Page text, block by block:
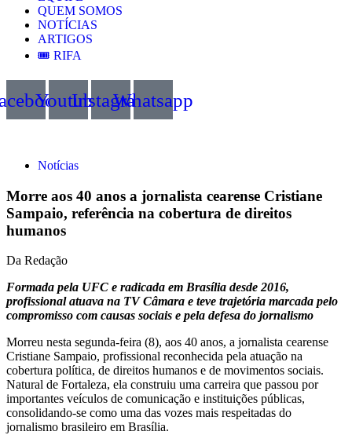
QUEM SOMOS
NOTÍCIAS
ARTIGOS
🎟️ RIFA
YoutubeInstagramWhatsapp
Notícias
Morre aos 40 anos a jornalista cearense Cristiane
Sampaio, referência na cobertura de direitos
humanos
Da Redação
Formada pela UFC e radicada em Brasília desde 2016,
profissional atuava na TV Câmara e teve trajetória marcada pelo
compromisso com causas sociais e pela defesa do jornalismo
Morreu nesta segunda-feira (8), aos 40 anos, a jornalista cearense
Cristiane Sampaio, profissional reconhecida pela atuação na
cobertura política, de direitos humanos e de movimentos sociais.
Natural de Fortaleza, ela construiu uma carreira que passou por
importantes veículos de comunicação e instituições públicas,
consolidando-se como uma das vozes mais respeitadas do
jornalismo brasileiro em Brasília.